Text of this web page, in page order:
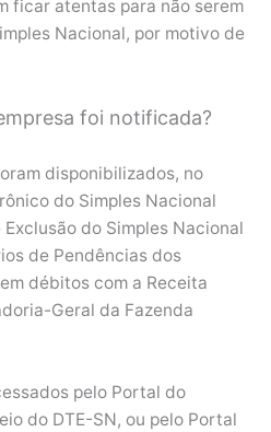
ficar atentas para não serem
Nacional, por motivo de
foi notificada?
disponibilizados, no
do Simples Nacional
do Simples Nacional
de Pendências dos
débitos com a Receita
Geral da Fazenda
pelo Portal do
do DTE-SN, ou pelo Portal